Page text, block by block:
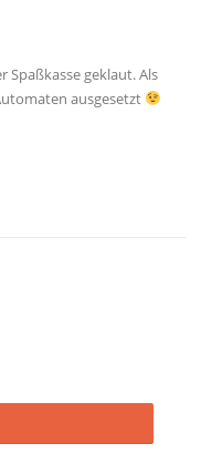
Spaßkasse geklaut. Als
ausgesetzt